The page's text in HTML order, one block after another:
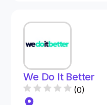
We Do It Better
(0)